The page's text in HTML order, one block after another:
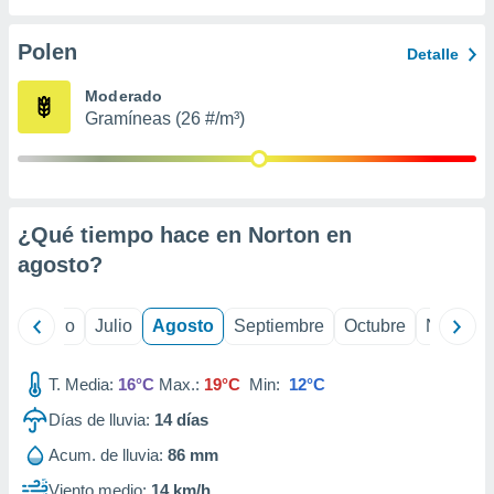
e
mediante
publicidad
publicidad
de
Polen Detalle
Moderado
Gramíneas (26 #/m³)
¿Qué tiempo hace en Norton en
agosto?
Junio Julio Agosto Septiembre Octubre
T. Media: 16°C Max.: 19°C Min: 12°C
Días de lluvia: 14días
Acum. de lluvia: 86 mm
Viento medio: 14 km/h